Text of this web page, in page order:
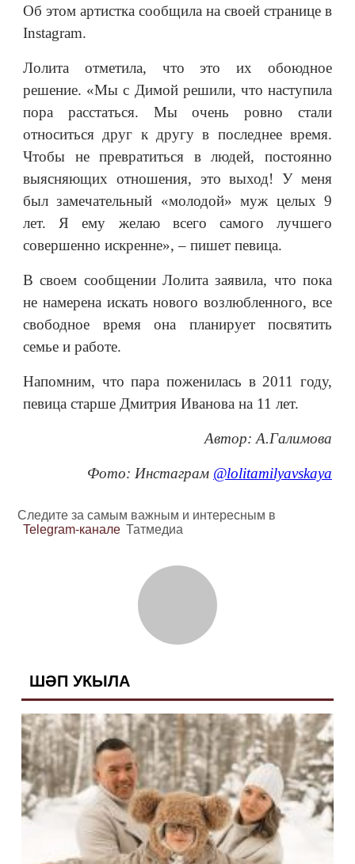
Об этом артистка сообщила на своей странице в
Instagram.
Лолита отметила, что это их обоюдное
решение. «Мы с Димой решили, что наступила
пора расстаться. Мы очень ровно стали
относиться друг к другу в последнее время.
Чтобы не превратиться в людей, постоянно
выясняющих отношения, это выход! У меня
был замечательный «молодой» муж целых 9
лет. Я ему желаю всего самого лучшего
совершенно искренне», – пишет певица.
В своем сообщении Лолита заявила, что пока
не намерена искать нового возлюбленного, все
свободное время она планирует посвятить
семье и работе.
Напомним, что пара поженилась в 2011 году,
певица старше Дмитрия Иванова на 11 лет.
Автор: А.Галимова
Фото: Инстаграм @lolitamilyavskaya
Следите за самым важным и интересным в
Telegram-канале Татмедиа
ШӘП УКЫЛА